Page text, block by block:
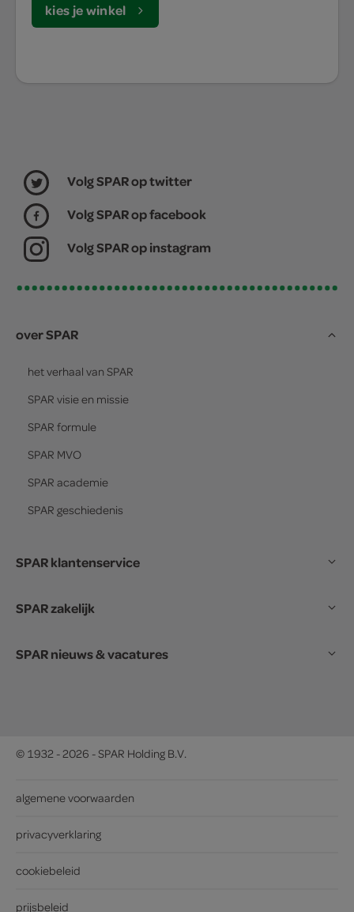
kies je winkel
Volg SPAR op twitter
Volg SPAR op facebook
Volg SPAR op instagram
over SPAR
het verhaal van SPAR
SPAR visie en missie
SPAR formule
SPAR MVO
SPAR academie
SPAR geschiedenis
SPAR klantenservice
SPAR zakelijk
SPAR nieuws & vacatures
© 1932 - 2026 - SPAR Holding B.V.
algemene voorwaarden
privacyverklaring
cookiebeleid
prijsbeleid